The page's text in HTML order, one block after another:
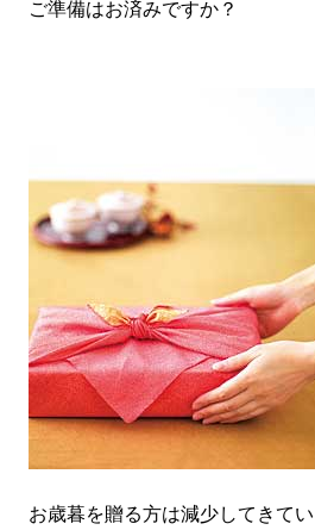
ご準備はお済みですか？
お歳暮を贈る方は減少してきて